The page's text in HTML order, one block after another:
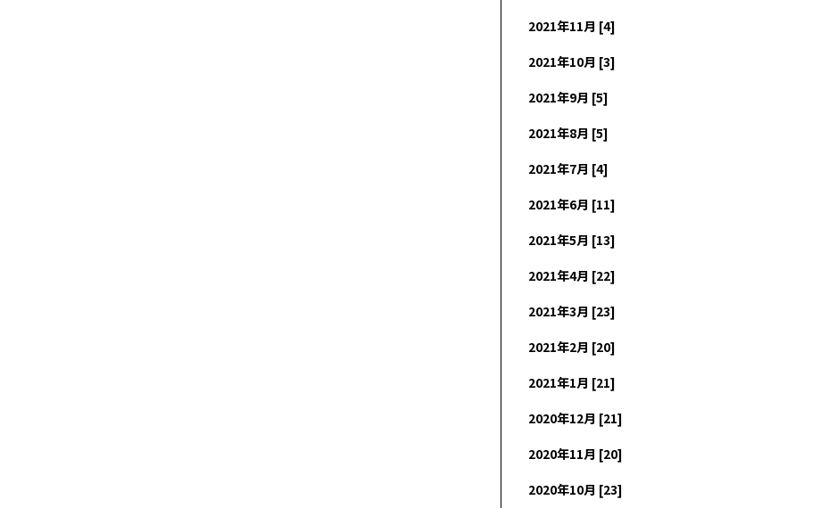
2021年11月 [4]
2021年10月 [3]
2021年9月 [5]
2021年8月 [5]
2021年7月 [4]
2021年6月 [11]
2021年5月 [13]
2021年4月 [22]
2021年3月 [23]
2021年2月 [20]
2021年1月 [21]
2020年12月 [21]
2020年11月 [20]
2020年10月 [23]